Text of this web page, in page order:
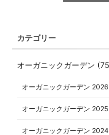
カテゴリー
オーガニックガーデン
オーガニックガーデン
オーガニックガーデン
オーガニックガーデン